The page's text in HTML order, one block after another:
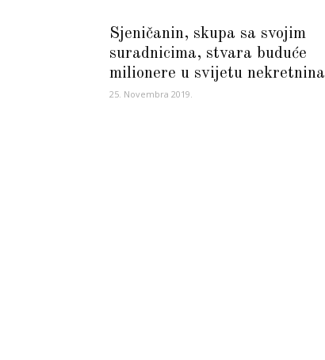
Sjeničanin, skupa sa svojim
suradnicima, stvara buduće
milionere u svijetu nekretnina
25. Novembra 2019.